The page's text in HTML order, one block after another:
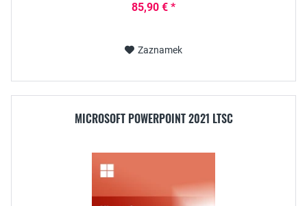
85,90 € *
Zaznamek
MICROSOFT POWERPOINT 2021 LTSC